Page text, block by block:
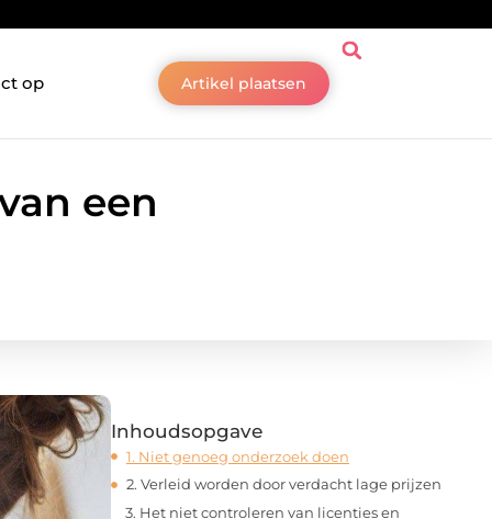
op Artikel plaatsen
een
Inhoudsopgave
1. Niet genoeg onderzoek doen
2. Verleid worden door verdacht lage prijzen
3. Het niet controleren van licenties en